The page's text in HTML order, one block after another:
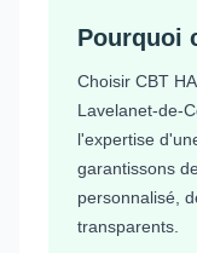
Pourquoi
Choisir CBT
Lavelanet-de-
l'expertise
garantissons
personnalisé,
transparents.